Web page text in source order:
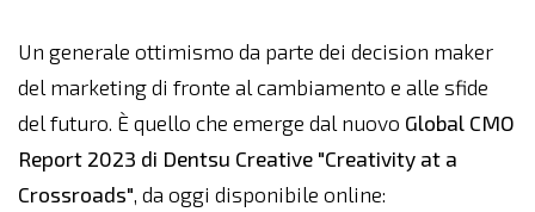
Un generale ottimismo da parte dei decision maker
del marketing di fronte al cambiamento e alle sfide
del futuro. È quello che emerge dal nuovo Global CMO
Report 2023 di Dentsu Creative "Creativity at a
Crossroads", da oggi disponibile online: